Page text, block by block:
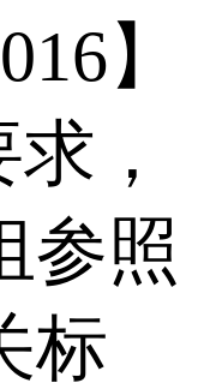
】
，
参照
标